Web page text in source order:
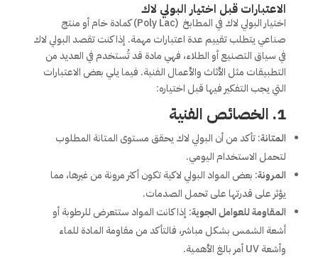
الاعتبارات قبل اختيار البولي لاك
اختيار البولي لاك في المطابخ (Poly Lac) كمادة خام أو منتج
صناعي يتطلب تقييم عدة اعتبارات مهمة. إذا كنت تقصد البولي لاك
في سياق التصنيع أو الطلاء، فهي مادة قد تُستخدم في العديد من
التطبيقات مثل الأثاث والأعمال الفنية. فيما يلي بعض الاعتبارات
التي يجب التفكير فيها قبل اختياره:
1. الخصائص الفنية
المتانة: تأكد من أن البولي لاك يحقق مستوى المتانة المطلوب
لتحمل الاستخدام اليومي.
المرونة: بعض المواد البولي لاكية تكون أكثر مرونة من غيرها، مما
يؤثر على قدرتها على تحمل الصدمات.
المقاومة للعوامل الجوية: إذا كانت المواد ستتعرض للرطوبة أو
أشعة الشمس بشكل مباشر، فالتأكد من مقاومة المادة للماء
وأشعة UV أمر بالغ الأهمية.